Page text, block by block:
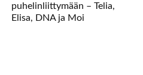
puhelinliittymään – Telia,
Elisa, DNA ja Moi